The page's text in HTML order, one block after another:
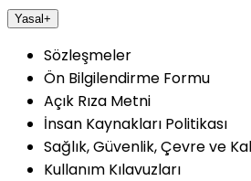
Yasal+
Sözleşmeler
Ön Bilgilendirme Formu
Açık Rıza Metni
İnsan Kaynakları Politikası
Sağlık, Güvenlik, Çevre ve
Kullanım Kılavuzları